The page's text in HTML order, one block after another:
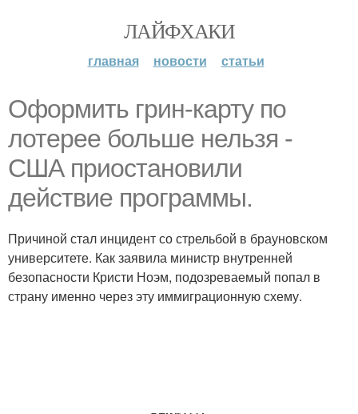
ЛАЙФХАКИ
главная новости статьи
Оформить грин-карту по
лотерее больше нельзя -
США приостановили
действие программы.
Причиной стал инцидент со стрельбой в брауновском
университете. Как заявила министр внутренней
безопасности Кристи Ноэм, подозреваемый попал в
страну именно через эту иммиграционную схему.